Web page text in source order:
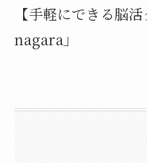
【手軽にできる脳
nagara」